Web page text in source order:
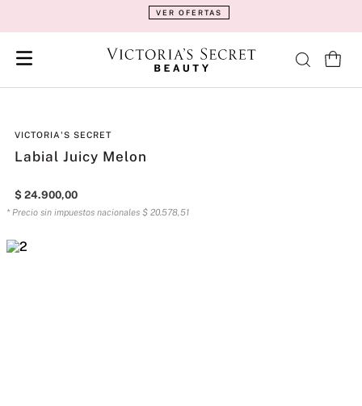
VER OFERTAS
VICTORIA'S SECRET
Labial Juicy Melon
$ 24.900,00
* Precio sin impuestos nacionales $ 20.578,51